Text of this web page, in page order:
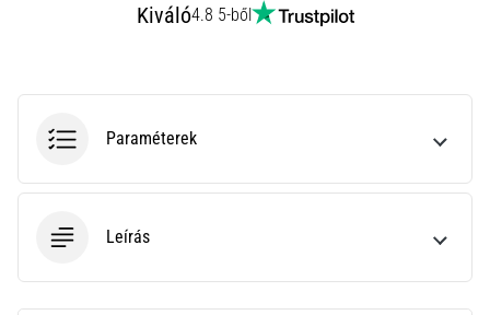
Minden cikk
megjelenítése
Kiváló4.8 5-ből
Paraméterek
Leírás